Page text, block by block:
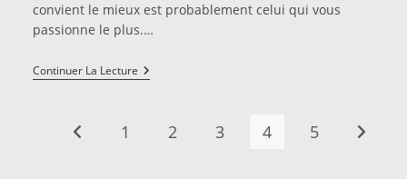
convient le mieux est probablement celui qui vous
passionne le plus.…
Continuer La LectureTrouver
Un
Correspond
Go to the previous page
1 2 3 4 5 Aller à